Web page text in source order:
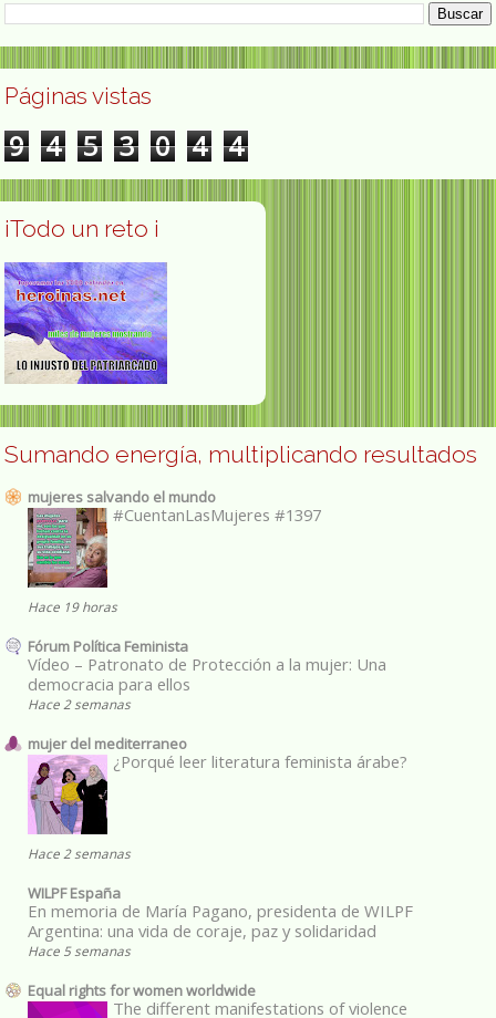
Páginas vistas
9 4 5 3 0 4 4
¡Todo un reto ¡
Sumando energía, multiplicando resultados
mujeres salvando el mundo
#CuentanLasMujeres #1397
Hace 19 horas
Fórum Política Feminista
Vídeo – Patronato de Protección a la mujer: Una
democracia para ellos
Hace 2 semanas
mujer del mediterraneo
¿Porqué leer literatura feminista árabe?
Hace 2 semanas
WILPF España
En memoria de María Pagano, presidenta de WILPF
Argentina: una vida de coraje, paz y solidaridad
Hace 5 semanas
Equal rights for women worldwide
The different manifestations of violence